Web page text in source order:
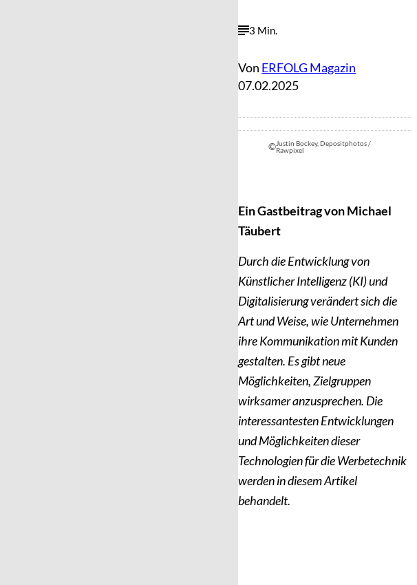
3 Min.
Von ERFOLG Magazin
07.02.2025
©Justin Bockey, Depositphotos /
Rawpixel
Ein Gastbeitrag von Michael
Täubert
Durch die Entwicklung von
Künstlicher Intelligenz (KI) und
Digitalisierung verändert sich die
Art und Weise, wie Unternehmen
ihre Kommunikation mit Kunden
gestalten. Es gibt neue
Möglichkeiten, Zielgruppen
wirksamer anzusprechen. Die
interessantesten Entwicklungen
und Möglichkeiten dieser
Technologien für die Werbetechnik
werden in diesem Artikel
behandelt.